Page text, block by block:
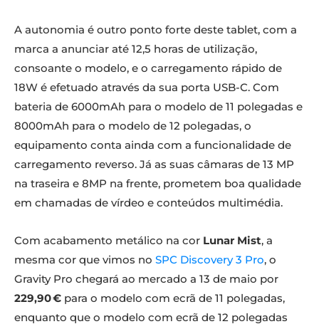
A autonomia é outro ponto forte deste tablet, com a
marca a anunciar até 12,5 horas de utilização,
consoante o modelo, e o carregamento rápido de
18W é efetuado através da sua porta USB-C. Com
bateria de 6000mAh para o modelo de 11 polegadas e
8000mAh para o modelo de 12 polegadas, o
equipamento conta ainda com a funcionalidade de
carregamento reverso. Já as suas câmaras de 13 MP
na traseira e 8MP na frente, prometem boa qualidade
em chamadas de vírdeo e conteúdos multimédia.
Com acabamento metálico na cor Lunar Mist, a
mesma cor que vimos no SPC Discovery 3 Pro, o
Gravity Pro chegará ao mercado a 13 de maio por
229,90 € para o modelo com ecrã de 11 polegadas,
enquanto que o modelo com ecrã de 12 polegadas